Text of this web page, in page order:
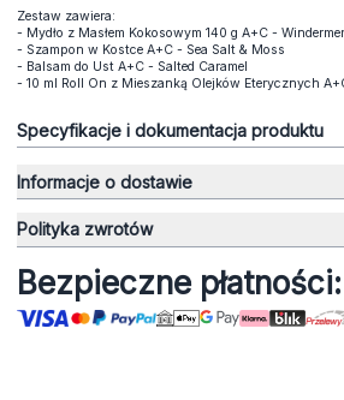
Zestaw zawiera:
- Mydło z Masłem Kokosowym 140 g A+C -
- Szampon w Kostce A+C - Sea Salt & Moss
- Balsam do Ust A+C - Salted Caramel
- 10 ml Roll On z Mieszanką Olejków Eterycznych
Specyfikacje i dokumentacja produktu
Informacje o dostawie
Polityka zwrotów
Bezpieczne płatności: